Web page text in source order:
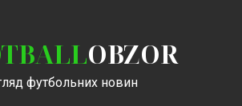
OBZOR
футбольних новин